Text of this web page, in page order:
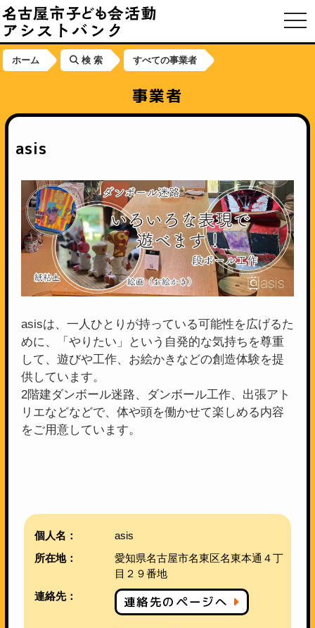
ホーム 検 索 すべての事業者
事業者
asis
asisは、一人ひとりが持っている可能性を広げるた
めに、「やりたい」という自発的な気持ちを尊重
して、遊びや工作、お絵かきなどの創造体験を提
供しています。
2階建ダンボール迷路、ダンボール工作、出張アト
リエなどなどで、体や頭を働かせて楽しめる内容
をご用意しています。
個人名：
asis
所在地：
愛知県名古屋市名東区名東本通４丁
目２９番地
連絡先：
連絡先のページへ